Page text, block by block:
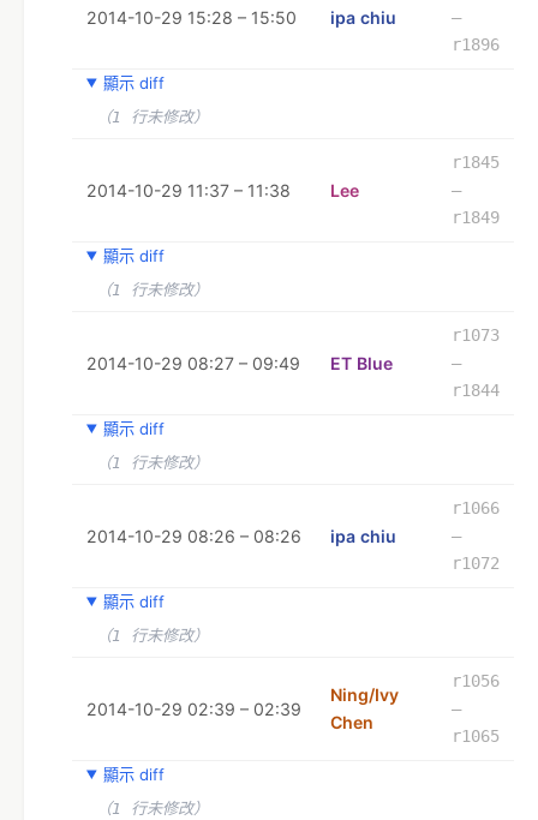
2014-10-29 15:28 – 15:50 ipa chiu
–
r1896
顯示 diff
（1 行未修改）
2014-10-29 11:37 – 11:38 Lee
r1845
–
r1849
顯示 diff
（1 行未修改）
2014-10-29 08:27 – 09:49 ET Blue
r1073
–
r1844
顯示 diff
（1 行未修改）
2014-10-29 08:26 – 08:26 ipa chiu
r1066
–
r1072
顯示 diff
（1 行未修改）
2014-10-29 02:39 – 02:39
Ning/Ivy
Chen
r1056
–
r1065
顯示 diff
（1 行未修改）